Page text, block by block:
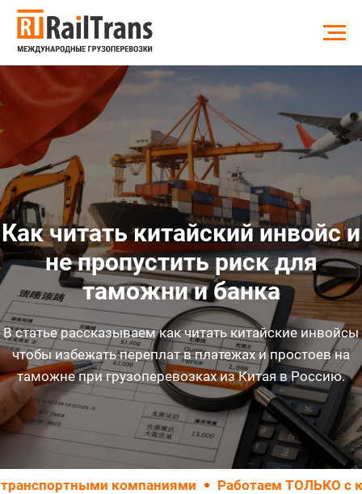
Как читать китайский инвойс и
не пропустить риск для
таможни и банка
В статье рассказываем как читать китайские инвойсы
чтобы избежать переплат в платежах и простоев на
таможне при грузоперевозках из Китая в Россию.
компаниями Работаем ТОЛЬКО с